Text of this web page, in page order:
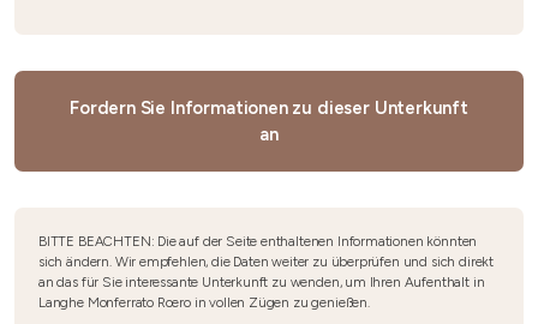
Fordern Sie Informationen zu dieser Unterkunft
an
BITTE BEACHTEN: Die auf der Seite enthaltenen Informationen könnten
sich ändern. Wir empfehlen, die Daten weiter zu überprüfen und sich direkt
an das für Sie interessante Unterkunft zu wenden, um Ihren Aufenthalt in
Langhe Monferrato Roero in vollen Zügen zu genießen.